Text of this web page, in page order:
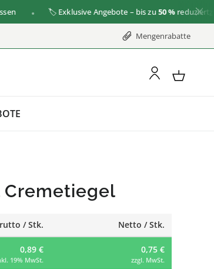
🏷️ Exklusive Angebote – bis zu50 % reduziertzu
Mengenrabatte
Cremetiegel
/ Stk. Netto / Stk.
0,89 €
19% MwSt.
0,75 €
zzgl. MwSt.